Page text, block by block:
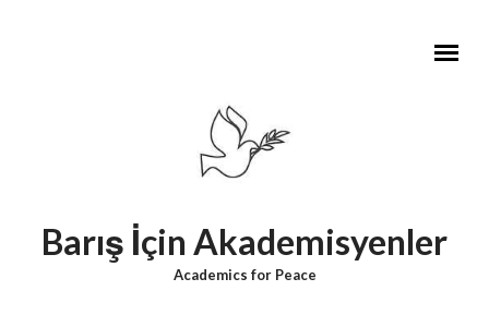
Barış İçin Akademisyenler
Academics for Peace